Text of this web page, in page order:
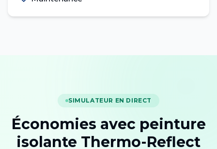
SIMULATEUR EN DIRECT
Économies avec peinture
isolante Thermo-Reflect